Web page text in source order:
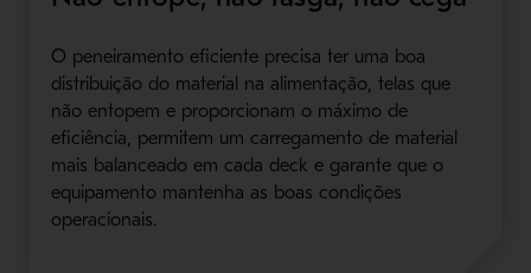
O peneiramento eficiente precisa ter uma boa
distribuição do material na alimentação, telas que
não entopem e proporcionam o máximo de
eficiência, permitem um carregamento de material
mais balanceado em cada deck e garante que o
equipamento mantenha as boas condições
operacionais.